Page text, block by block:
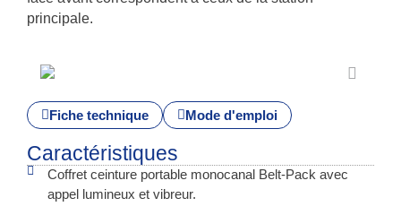
principale.
Fiche technique Mode d'emploi
Caractéristiques
Coffret ceinture portable monocanal Belt-Pack avec
appel lumineux et vibreur.